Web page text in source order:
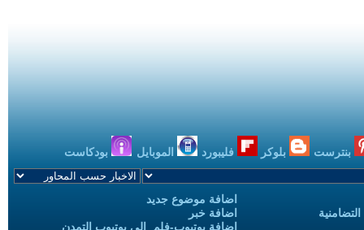
بنترست بلوكر فليبورد الموبايل بودكاست
اضافة موضوع جديد
اضافة خبر
إضافة يوتيوب-فلم إلى يوتيوب التمدن